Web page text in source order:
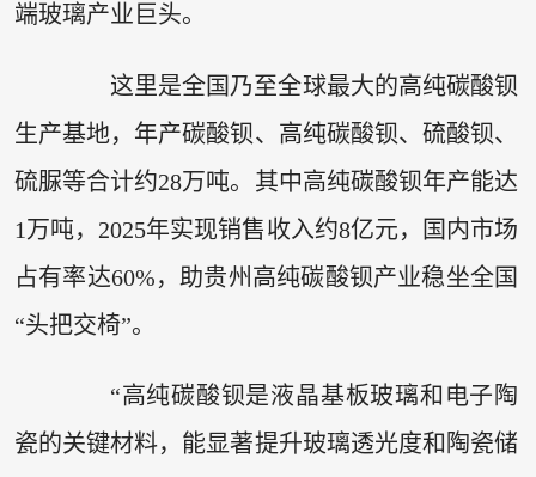
端玻璃产业巨头。
这里是全国乃至全球最大的高纯碳酸钡
生产基地，年产碳酸钡、高纯碳酸钡、硫酸钡、
硫脲等合计约28万吨。其中高纯碳酸钡年产能达
1万吨，2025年实现销售收入约8亿元，国内市场
占有率达60%，助贵州高纯碳酸钡产业稳坐全国
“头把交椅”。
“高纯碳酸钡是液晶基板玻璃和电子陶
瓷的关键材料，能显著提升玻璃透光度和陶瓷储